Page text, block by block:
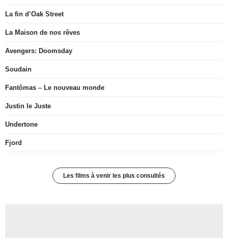
La fin d’Oak Street
La Maison de nos rêves
Avengers: Doomsday
Soudain
Fantômas – Le nouveau monde
Justin le Juste
Undertone
Fjord
Les films à venir les plus consultés